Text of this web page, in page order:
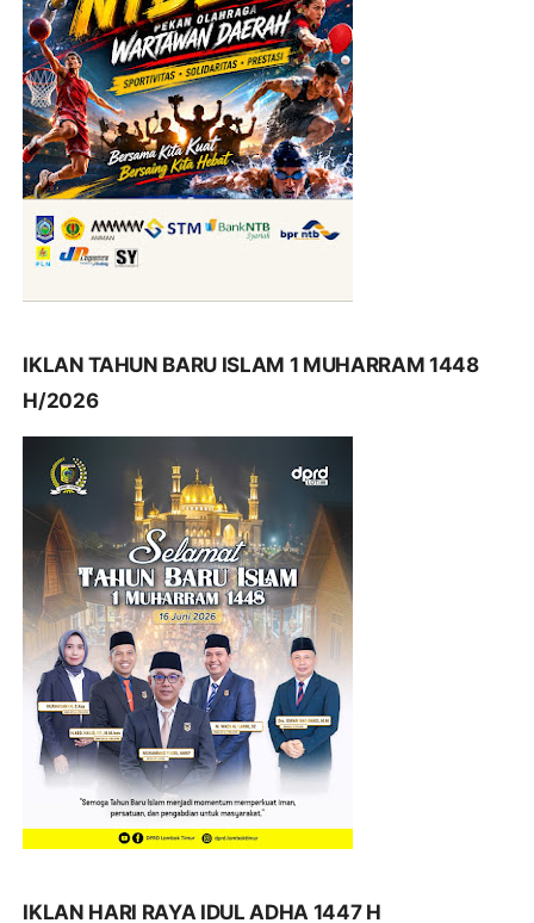
IKLAN TAHUN BARU ISLAM 1 MUHARRAM 1448
H/2026
IKLAN HARI RAYA IDUL ADHA 1447 H